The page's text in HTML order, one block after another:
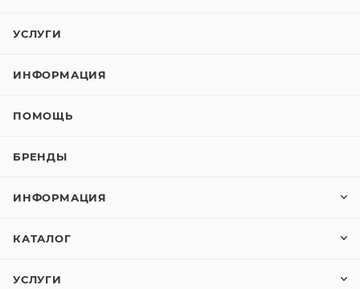
УСЛУГИ
ИНФОРМАЦИЯ
ПОМОЩЬ
БРЕНДЫ
ИНФОРМАЦИЯ
КАТАЛОГ
УСЛУГИ